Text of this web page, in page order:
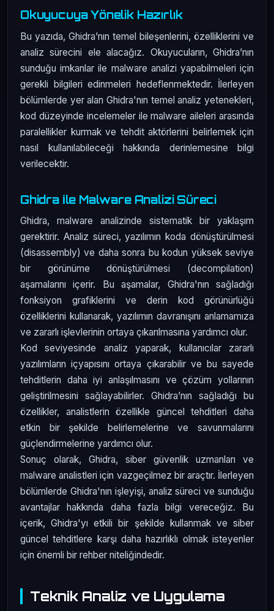
Okuyucuya Yönelik Hazırlık
Bu yazıda, Ghidra’nın temel bileşenlerini, özelliklerini ve
analiz sürecini ele alacağız. Okuyucuların, Ghidra’nın
sunduğu imkanlar ile malware analizi yapabilmeleri için
gerekli bilgileri edinmeleri hedeflenmektedir. İlerleyen
bölümlerde yer alan Ghidra'nın temel analiz yetenekleri,
kod düzeyinde incelemeler ile malware aileleri arasında
paralellikler kurmak ve tehdit aktörlerini belirlemek için
nasıl kullanılabileceği hakkında derinlemesine bilgi
verilecektir.
Ghidra İle Malware Analizi Süreci
Ghidra, malware analizinde sistematik bir yaklaşım
gerektirir. Analiz süreci, yazılımın koda dönüştürülmesi
(disassembly) ve daha sonra bu kodun yüksek seviye
bir görünüme dönüştürülmesi (decompilation)
aşamalarını içerir. Bu aşamalar, Ghidra'nın sağladığı
fonksiyon grafiklerini ve derin kod görünürlüğü
özelliklerini kullanarak, yazılımın davranışını anlamamıza
ve zararlı işlevlerinin ortaya çıkarılmasına yardımcı olur.
Kod seviyesinde analiz yaparak, kullanıcılar zararlı
yazılımların içyapısını ortaya çıkarabilir ve bu sayede
tehditlerin daha iyi anlaşılmasını ve çözüm yollarının
geliştirilmesini sağlayabilirler. Ghidra’nın sağladığı bu
özellikler, analistlerin özellikle güncel tehditleri daha
etkin bir şekilde belirlemelerine ve savunmalarını
güçlendirmelerine yardımcı olur.
Sonuç olarak, Ghidra, siber güvenlik uzmanları ve
malware analistleri için vazgeçilmez bir araçtır. İlerleyen
bölümlerde Ghidra'nın işleyişi, analiz süreci ve sunduğu
avantajlar hakkında daha fazla bilgi vereceğiz. Bu
içerik, Ghidra'yı etkili bir şekilde kullanmak ve siber
güncel tehditlere karşı daha hazırlıklı olmak isteyenler
için önemli bir rehber niteliğindedir.
Teknik Analiz ve Uygulama